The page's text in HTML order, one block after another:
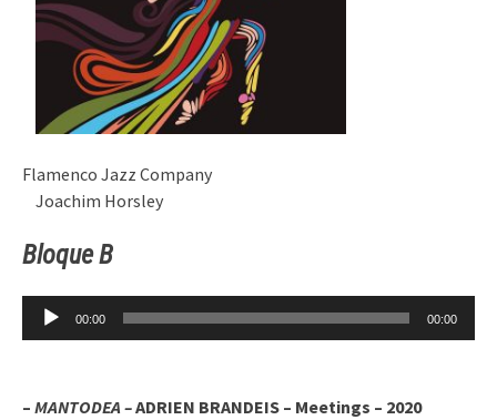
Flamenco Jazz Company
Joachim Horsley
Bloque B
Reproductor
de
00:00 00:00
– MANTODEA –ADRIEN BRANDEIS – Meetings – 2020